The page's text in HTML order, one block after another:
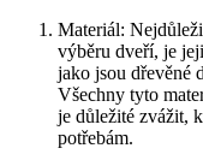
Materiál:
výběru dveří, je
jako jsou dřevěné
Všechny tyto
je důležité zvážit,
potřebám.